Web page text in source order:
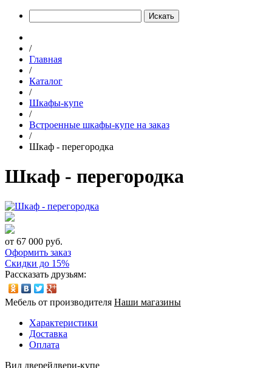
Искать
/
Главная
/
Каталог
/
Шкафы-купе
/
Встроенные шкафы-купе на заказ
/
Шкаф - перегородка
Шкаф - перегородка
от 67 000 руб.
Оформить заказ
Скидки до 15%
Рассказать друзьям:
Мебель от производителя Наши магазины
Характеристики
Доставка
Оплата
Вид дверейдвери-купе